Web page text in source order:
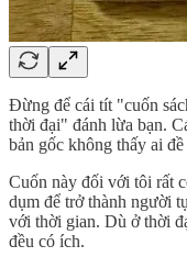
Đừng để cái tít "cuốn
thời đại" đánh lừa bạn.
bản gốc không thấy ai
Cuốn này đối với tôi rất
dụm để trở thành người
với thời gian. Dù ở thời
đều có ích.